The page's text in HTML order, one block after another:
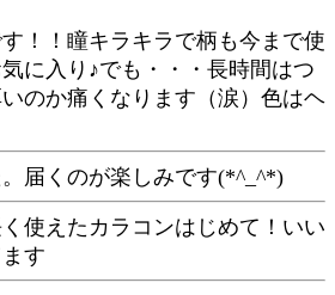
！！瞳キラキラで柄も今まで使
に入り♪でも・・・長時間はつ
のか痛くなります（涙）色はヘ
届くのが楽しみです(*^_^*)
使えたカラコンはじめて！いい
す